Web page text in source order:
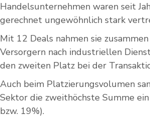
Handelsunternehmen waren seit
gerechnet ungewöhnlich stark
Mit 12 Deals nahmen sie
Versorgern nach industriellen
den zweiten Platz bei der
Auch beim Platzierungsvolumen
Sektor die zweithöchste Summe
bzw. 19%).